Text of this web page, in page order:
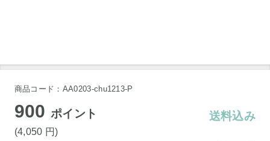
商品コード：AA0203-chu1213-P
900ポイント
(4,050 円)
送料込み